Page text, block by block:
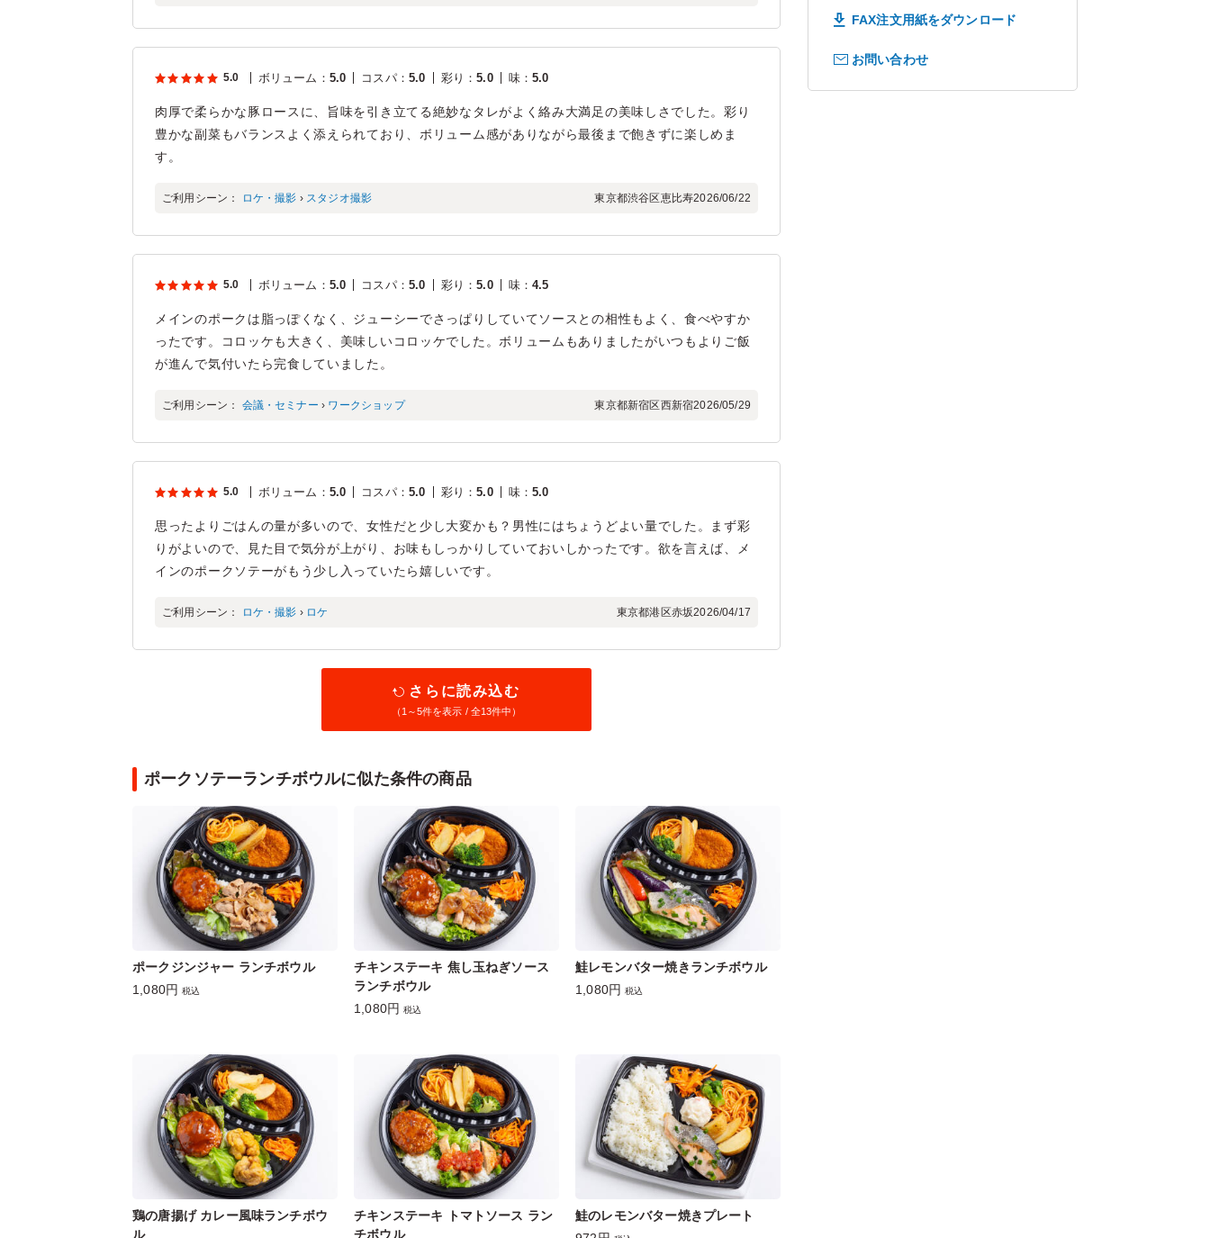
5.0 ボリューム ： 5.0 コスパ： 5.0 彩り ：5.0 味：5.0
肉厚で柔らかな豚ロースに、旨味を引き立てる絶妙なタレがよく絡み大満足の美味しさでした。彩り
豊かな副菜もバランスよく添えられており、ボリューム感がありながら最後まで飽きずに楽しめま
す。
ご利用シーン： ロケ・撮影 › スタジオ撮影 東京都渋谷区恵比寿2026/06/22
5.0 ボリューム ： 5.0 コスパ： 5.0 彩り ：5.0 味：4.5
メインのポークは脂っぽくなく、ジューシーでさっぱりしていてソースとの相性もよく、食べやすか
ったです。コロッケも大きく、美味しいコロッケでした。ボリュームもありましたがいつもよりご飯
が進んで気付いたら完食していました。
ご利用シーン： 会議・セミナー › ワークショップ 東京都新宿区西新宿2026/05/29
5.0 ボリューム ： 5.0 コスパ： 5.0 彩り ：5.0 味：5.0
思ったよりごはんの量が多いので、女性だと少し大変かも？男性にはちょうどよい量でした。まず彩
りがよいので、見た目で気分が上がり、お味もしっかりしていておいしかったです。欲を言えば、メ
インのポークソテーがもう少し入っていたら嬉しいです。
ご利用シーン： ロケ・撮影 › ロケ 東京都港区赤坂2026/04/17
さらに読み込む
（1～5件を表示 / 全13件中）
ポークソテーランチボウルに似た条件の商品
ポークジンジャー ランチボウル
1,080円 税込
チキンステーキ 焦し玉ねぎソース
ランチボウル
1,080円 税込
鮭レモンバター焼きランチボウル
1,080円 税込
鶏の唐揚げ カレー風味ランチボウ
ル
チキンステーキ トマトソース ラン
チボウル
鮭のレモンバター焼きプレート
FAX注文用紙をダウンロード
お問い合わせ